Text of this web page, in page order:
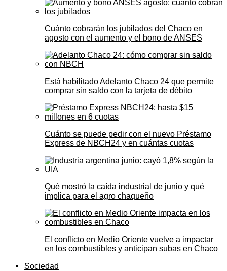
Cuánto cobrarán los jubilados del Chaco en
agosto con el aumento y el bono de ANSES
Está habilitado Adelanto Chaco 24 que permite
comprar sin saldo con la tarjeta de débito
Cuánto se puede pedir con el nuevo Préstamo
Express de NBCH24 y en cuántas cuotas
Qué mostró la caída industrial de junio y qué
implica para el agro chaqueño
El conflicto en Medio Oriente vuelve a impactar
en los combustibles y anticipan subas en Chaco
Sociedad